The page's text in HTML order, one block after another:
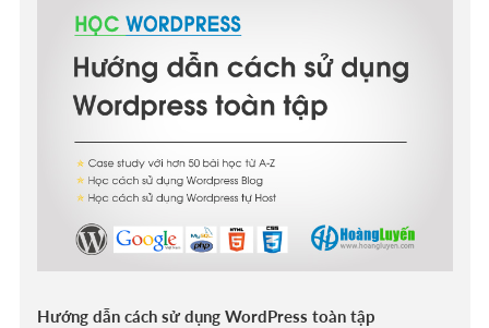
Hướng dẫn cách sử dụng WordPress toàn tập